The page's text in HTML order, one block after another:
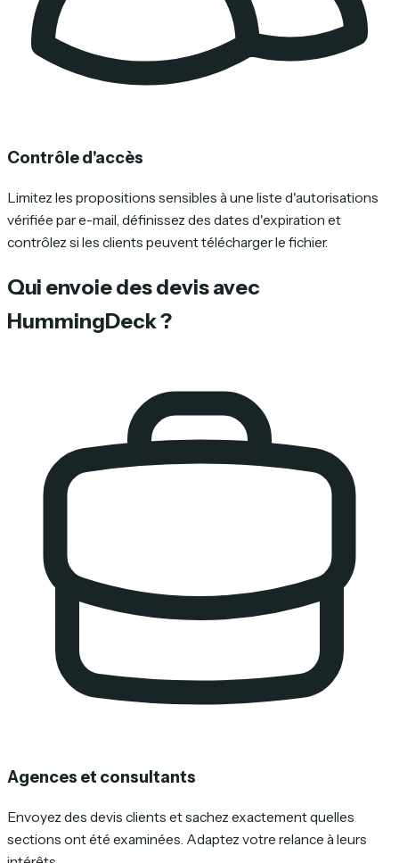
Contrôle d'accès
Limitez les propositions sensibles à une liste d'autorisations
vérifiée par e-mail, définissez des dates d'expiration et
contrôlez si les clients peuvent télécharger le fichier.
Qui envoie des devis avec
HummingDeck ?
Agences et consultants
Envoyez des devis clients et sachez exactement quelles
sections ont été examinées. Adaptez votre relance à leurs